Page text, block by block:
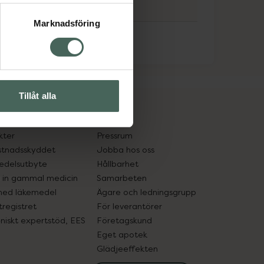
Marknadsföring
Tillåt alla
in gammal medicin
läkemedel
expertstöd, EES
Pressrum
Jobba hos oss
Hållbarhet
Samarbeten
Ägare och ledningsgrupp
För leverantörer
Företagskund
Eget apotek
Glädjeeffekten